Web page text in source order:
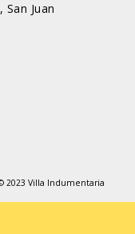
Juan
2023 Villa Indumentaria